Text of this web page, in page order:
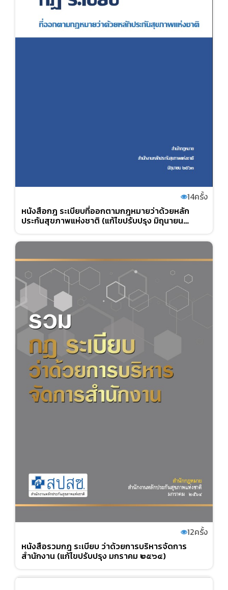
14ครั้ง
หนังสือกฎ ระเบียบที่ออกตามกฎหมายว่าด้วยหลัก
ประกันสุขภาพแห่งชาติ (แก้ไขปรับปรุง มิถุนายน
12ครั้ง
หนังสือรวมกฎ ระเบียบ ว่าด้วยการบริหารจัดการ
สำนักงาน (แก้ไขปรับปรุง มกราคม ๒๕๖๔)